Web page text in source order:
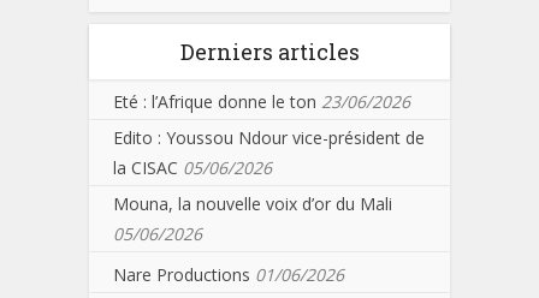
Derniers articles
Eté : l’Afrique donne le ton 23/06/2026
Edito : Youssou Ndour vice-président de
la CISAC 05/06/2026
Mouna, la nouvelle voix d’or du Mali
05/06/2026
Nare Productions 01/06/2026